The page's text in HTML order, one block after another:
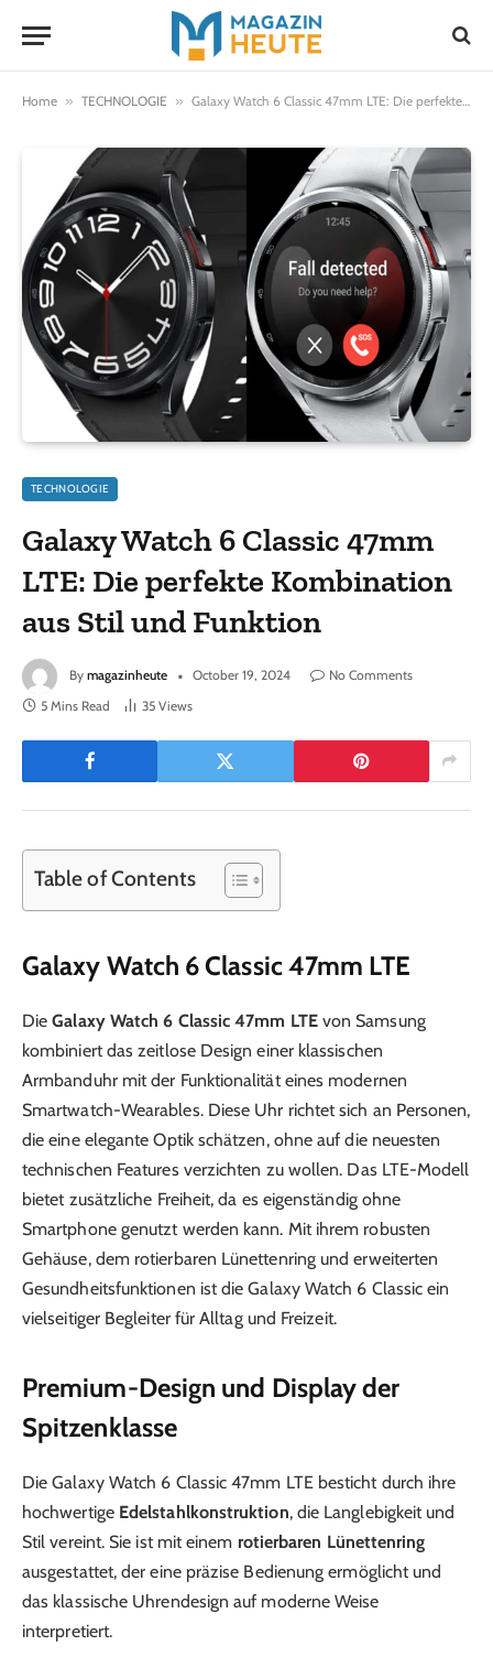
Home » TECHNOLOGIE » Galaxy Watch 6 Classic 47mm LTE: Die perfekte Kombination aus Stil und Funktion
TECHNOLOGIE
Galaxy Watch 6 Classic 47mm
LTE: Die perfekte Kombination
aus Stil und Funktion
By magazinheute October 19, 2024
No Comments
5 Mins Read
35 Views
Table of Contents
Galaxy Watch 6 Classic 47mm LTE
DieGalaxy Watch 6 Classic 47mm LTEvon Samsung
kombiniert das zeitlose Design einer klassischen
Armbanduhr mit der Funktionalität eines modernen
Smartwatch-Wearables. Diese Uhr richtet sich an Personen,
die eine elegante Optik schätzen, ohne auf die neuesten
technischen Features verzichten zu wollen. Das LTE-Modell
bietet zusätzliche Freiheit, da es eigenständig ohne
Smartphone genutzt werden kann. Mit ihrem robusten
Gehäuse, dem rotierbaren Lünettenring und erweiterten
Gesundheitsfunktionen ist die Galaxy Watch 6 Classic ein
vielseitiger Begleiter für Alltag und Freizeit.
Premium-Design und Display der
Spitzenklasse
Die Galaxy Watch 6 Classic 47mm LTE besticht durch ihre
hochwertige Edelstahlkonstruktion, die Langlebigkeit und
Stil vereint. Sie ist mit einem rotierbaren Lünettenring
ausgestattet, der eine präzise Bedienung ermöglicht und
das klassische Uhrendesign auf moderne Weise
interpretiert.